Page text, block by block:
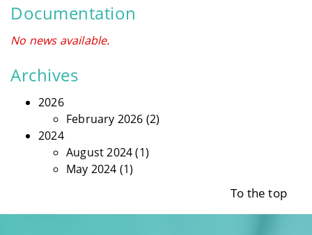
Documentation
No news available.
Archives
2026
February 2026 (2)
2024
August 2024(1)
May 2024 (1)
To the top